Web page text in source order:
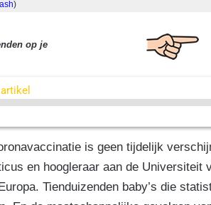
)
op je
is geen tijdelijk
en hoogleraar aan de
Tienduizenden baby’s die